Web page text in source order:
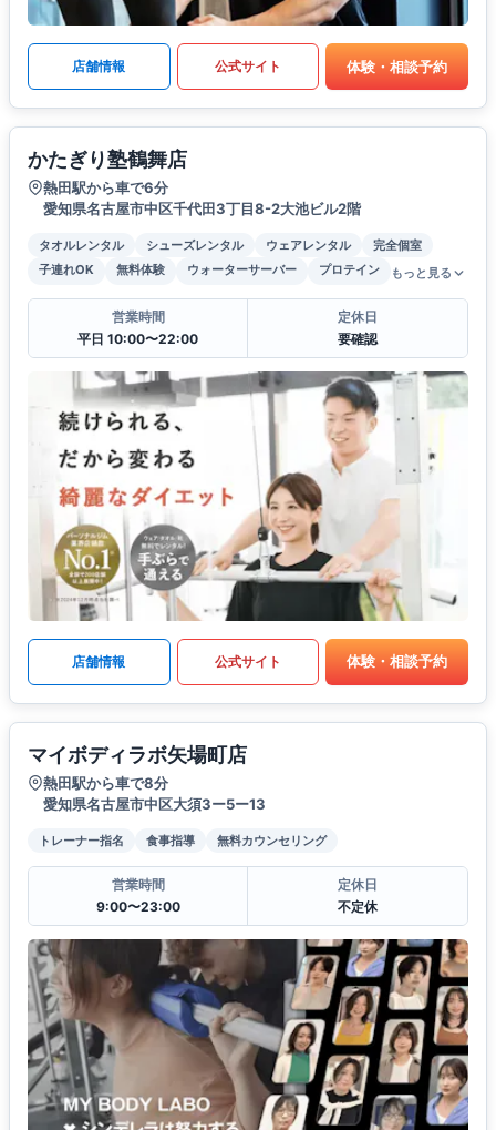
店舗情報 公式サイト 体験・相談予約
かたぎり塾鶴舞店
熱田駅から車で6分
愛知県名古屋市中区千代田3丁目8-2大池ビル2階
タオルレンタル シューズレンタル ウェアレンタル
完全個室
子連れOK
無料体験 ウォーターサーバー プロテイン もっと見る
営業時間
平日 10:00〜22:00
定休日
要確認
店舗情報 公式サイト 体験・相談予約
マイボディラボ矢場町店
熱田駅から車で8分
愛知県名古屋市中区大須3ー5ー13
トレーナー指名 食事指導 無料カウンセリング
営業時間
9:00〜23:00
定休日
不定休